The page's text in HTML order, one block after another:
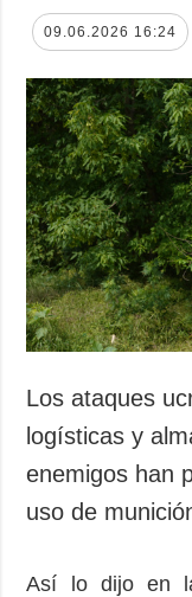
09.06.2026 16:24
Los ataques
logísticas y
enemigos han
uso de
Así lo dijo en